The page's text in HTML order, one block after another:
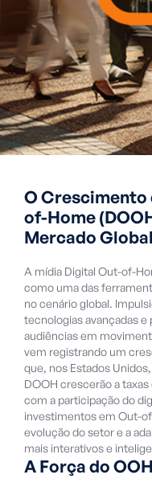
O Crescimento
of-Home
Mercado Global
A mídia Digital Out-of-
como uma das
no cenário global.
tecnologias avançadas e
audiências em
vem registrando um
que, nos Estados
DOOH crescerão a
com a participação do
investimentos em Out-
evolução do setor e a
mais interativos e
A Força do